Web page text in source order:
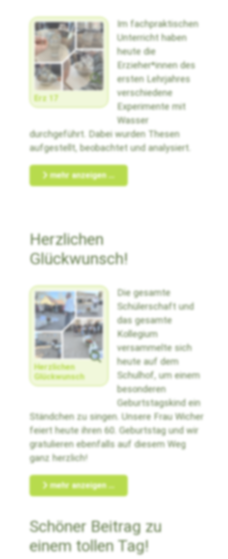
Erz 17
Im fachpraktischen
Unterricht haben
heute die
Erzieher*innen des
ersten Lehrjahres
verschiedene
Experimente mit
Wasser
durchgeführt. Dabei wurden Thesen
aufgestellt, beobachtet und analysiert.
mehr anzeigen ...
Herzlichen
Glückwunsch!
Herzlichen
Glückwunsch
Die gesamte
Schülerschaft und
das gesamte
Kollegium
versammelte sich
heute auf dem
Schulhof, um einem
besonderen
Geburtstagskind ein
Ständchen zu singen. Unsere Frau Wicher
feiert heute ihren 60. Geburtstag und wir
gratulieren ebenfalls auf diesem Weg
ganz herzlich!
mehr anzeigen ...
Schöner Beitrag zu
einem tollen Tag!